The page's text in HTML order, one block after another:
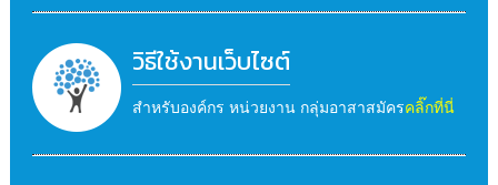
วิธีใช้งานเว็บไซต์
สำหรับองค์กร หน่วยงาน กลุ่มอาสาสมัครคลิ๊กที่นี่